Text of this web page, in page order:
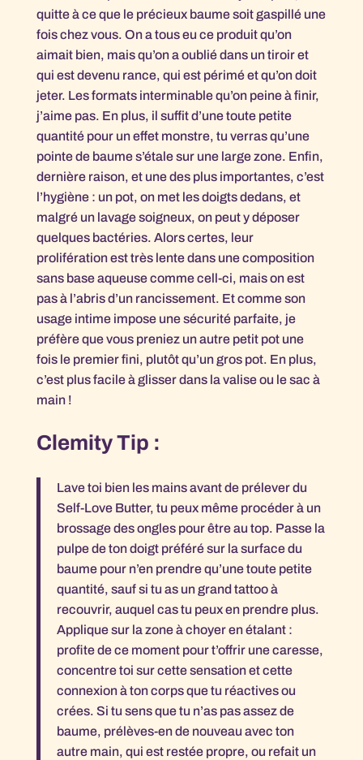
quitte à ce que le précieux baume soit gaspillé une
fois chez vous. On a tous eu ce produit qu’on
aimait bien, mais qu’on a oublié dans un tiroir et
qui est devenu rance, qui est périmé et qu’on doit
jeter. Les formats interminable qu’on peine à finir,
j’aime pas. En plus, il suffit d’une toute petite
quantité pour un effet monstre, tu verras qu’une
pointe de baume s’étale sur une large zone. Enfin,
dernière raison, et une des plus importantes, c’est
l’hygiène : un pot, on met les doigts dedans, et
malgré un lavage soigneux, on peut y déposer
quelques bactéries. Alors certes, leur
prolifération est très lente dans une composition
sans base aqueuse comme cell-ci, mais on est
pas à l’abris d’un rancissement. Et comme son
usage intime impose une sécurité parfaite, je
préfère que vous preniez un autre petit pot une
fois le premier fini, plutôt qu’un gros pot. En plus,
c’est plus facile à glisser dans la valise ou le sac à
main !
Clemity Tip :
Lave toi bien les mains avant de prélever du
Self-Love Butter, tu peux même procéder à un
brossage des ongles pour être au top. Passe la
pulpe de ton doigt préféré sur la surface du
baume pour n’en prendre qu’une toute petite
quantité, sauf si tu as un grand tattoo à
recouvrir, auquel cas tu peux en prendre plus.
Applique sur la zone à choyer en étalant :
profite de ce moment pour t’offrir une caresse,
concentre toi sur cette sensation et cette
connexion à ton corps que tu réactives ou
crées. Si tu sens que tu n’as pas assez de
baume, prélèves-en de nouveau avec ton
autre main, qui est restée propre, ou refait un